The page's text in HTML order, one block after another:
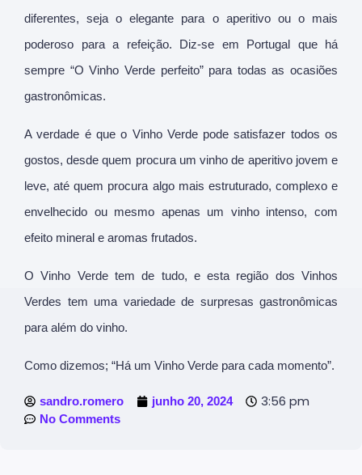
diferentes, seja o elegante para o aperitivo ou o mais
poderoso para a refeição. Diz-se em Portugal que há
sempre “O Vinho Verde perfeito” para todas as ocasiões
gastronômicas.
A verdade é que o Vinho Verde pode satisfazer todos os
gostos, desde quem procura um vinho de aperitivo jovem e
leve, até quem procura algo mais estruturado, complexo e
envelhecido ou mesmo apenas um vinho intenso, com
efeito mineral e aromas frutados.
O Vinho Verde tem de tudo, e esta região dos Vinhos
Verdes tem uma variedade de surpresas gastronômicas
para além do vinho.
Como dizemos; “Há um Vinho Verde para cada momento”.
sandro.romero junho 20, 2024 3:56 pm
No Comments